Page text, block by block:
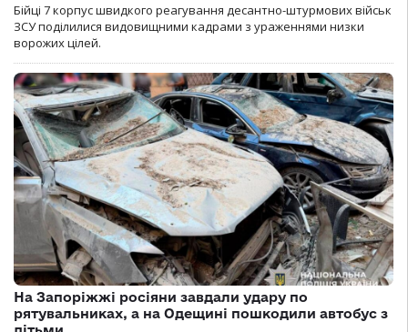
Бійці 7 корпус швидкого реагування десантно-штурмових військ
ЗСУ поділилися видовищними кадрами з ураженнями низки
ворожих цілей.
На Запоріжжі росіяни завдали удару по
рятувальниках, а на Одещині пошкодили автобус з